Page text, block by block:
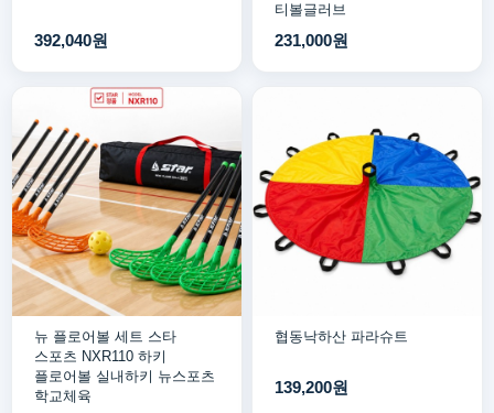
392,040원
티볼글러브
231,000원
뉴 플로어볼 세트 스타
스포츠 NXR110 하키
플로어볼 실내하키 뉴스포츠
학교체육
협동낙하산 파라슈트
139,200원